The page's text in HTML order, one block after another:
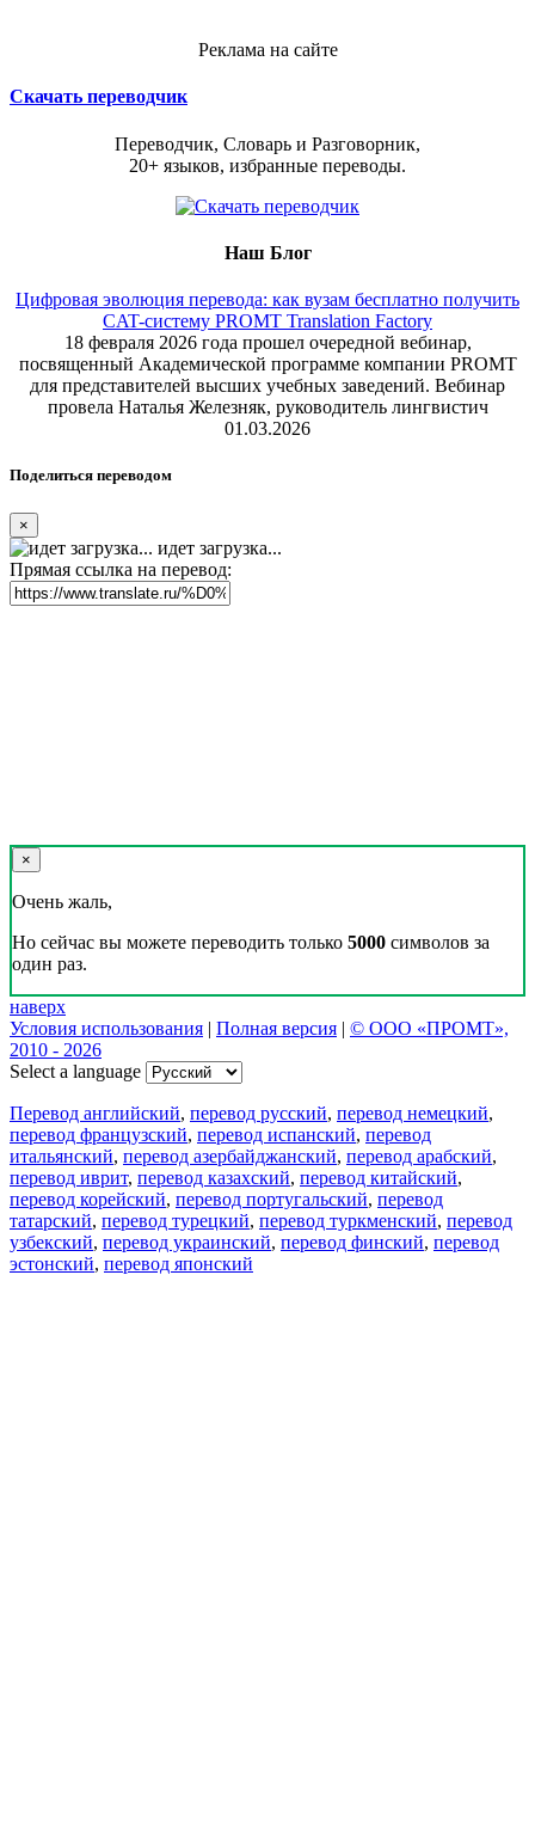
Реклама на сайте
Скачать переводчик
Переводчик, Словарь и Разговорник,
20+ языков, избранные переводы.
Наш Блог
Цифровая эволюция перевода: как вузам бесплатно получить
CAT-систему PROMT Translation Factory
18 февраля 2026 года прошел очередной вебинар,
посвященный Академической программе компании PROMT
для представителей высших учебных заведений. Вебинар
провела Наталья Железняк, руководитель лингвистич
01.03.2026
Поделиться переводом
×
идет загрузка...
Прямая ссылка на перевод:
×
Очень жаль,
Но сейчас вы можете переводить только 5000 символов за
один раз.
наверх
Условия использования | Полная версия | © ООО «ПРОМТ»,
2010 - 2026
Select a language
Перевод английский, перевод русский, перевод немецкий,
перевод французский, перевод испанский, перевод
итальянский, перевод азербайджанский, перевод арабский,
перевод иврит, перевод казахский, перевод китайский,
перевод корейский, перевод португальский, перевод
татарский, перевод турецкий, перевод туркменский, перевод
узбекский, перевод украинский, перевод финский, перевод
эстонский, перевод японский